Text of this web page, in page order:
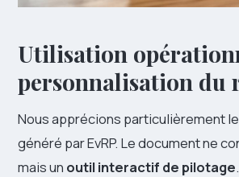
Utilisation
personnalisation du
Nous apprécions particulièrement
généré par EvRP. Le document ne
mais un outil interactif de pilotage